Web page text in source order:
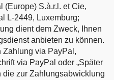
(Europe) S.à.r.l. et Cie,
L-2449, Luxemburg;
dient dem Zweck, Ihnen
anbieten zu können.
Zahlung via PayPal,
via PayPal oder „Später
die zur Zahlungsabwicklung